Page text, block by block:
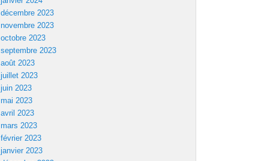
décembre 2023
novembre 2023
octobre 2023
septembre 2023
août 2023
juillet 2023
juin 2023
mai 2023
avril 2023
mars 2023
février 2023
janvier 2023